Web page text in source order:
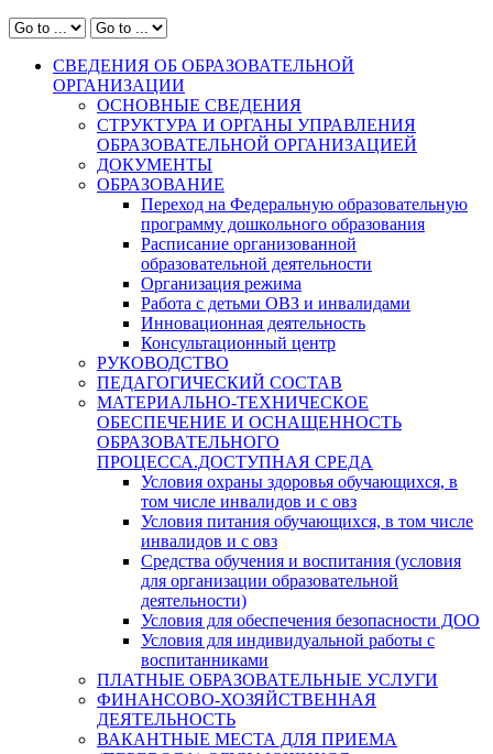
СВЕДЕНИЯ ОБ ОБРАЗОВАТЕЛЬНОЙ
ОРГАНИЗАЦИИ
ОСНОВНЫЕ СВЕДЕНИЯ
СТРУКТУРА И ОРГАНЫ УПРАВЛЕНИЯ
ОБРАЗОВАТЕЛЬНОЙ ОРГАНИЗАЦИЕЙ
ДОКУМЕНТЫ
ОБРАЗОВАНИЕ
Переход на Федеральную образовательную
программу дошкольного образования
Расписание организованной
образовательной деятельности
Организация режима
Работа с детьми ОВЗ и инвалидами
Инновационная деятельность
Консультационный центр
РУКОВОДСТВО
ПЕДАГОГИЧЕСКИЙ СОСТАВ
МАТЕРИАЛЬНО-ТЕХНИЧЕСКОЕ
ОБЕСПЕЧЕНИЕ И ОСНАЩЕННОСТЬ
ОБРАЗОВАТЕЛЬНОГО
ПРОЦЕССА.ДОСТУПНАЯ СРЕДА
Условия охраны здоровья обучающихся, в
том числе инвалидов и с овз
Условия питания обучающихся, в том числе
инвалидов и с овз
Средства обучения и воспитания (условия
для организации образовательной
деятельности)
Условия для обеспечения безопасности ДОО
Условия для индивидуальной работы с
воспитанниками
ПЛАТНЫЕ ОБРАЗОВАТЕЛЬНЫЕ УСЛУГИ
ФИНАНСОВО-ХОЗЯЙСТВЕННАЯ
ДЕЯТЕЛЬНОСТЬ
ВАКАНТНЫЕ МЕСТА ДЛЯ ПРИЕМА